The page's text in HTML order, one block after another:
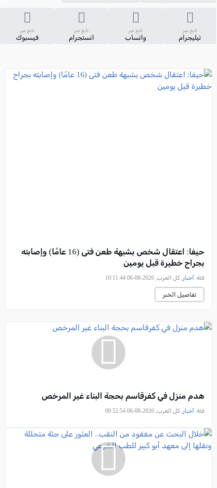
تابع عبر
تيليجرام
تابع عبر
واتساب
تابع عبر
انستجرام
تابع عبر
فيسبوك
حيفا: اعتقال شخص بشبهة طعن فتى (16 عامًا) وإصابته
بجراح خطيرة قبل يومين
فئة: أخبار , كل العرب, 2026-08-06 10:11:44
تفاصيل الخبر
هدم منزل في كفرقاسم بحجة البناء غير المرخص
فئة: أخبار , كل العرب, 2026-08-06 09:52:54